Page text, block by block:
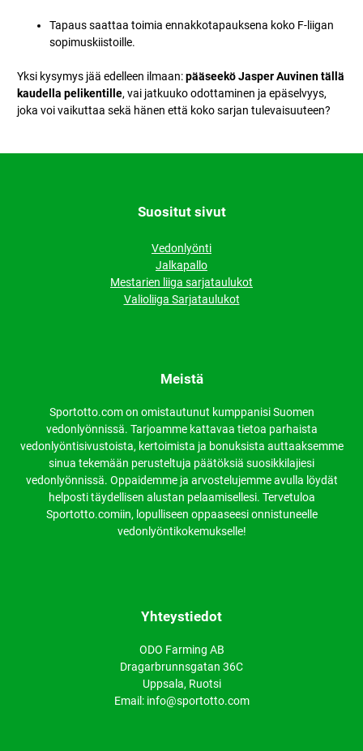
Tapaus saattaa toimia ennakkotapauksena koko F-liigan
sopimuskiistoille.
Yksi kysymys jää edelleen ilmaan:pääseekö Jasper Auvinen tällä
kaudella pelikentille, vai jatkuuko odottaminen ja epäselvyys,
joka voi vaikuttaa sekä hänen että koko sarjan tulevaisuuteen?
Suositut sivut
Vedonlyönti
Jalkapallo
Mestarien liiga sarjataulukot
Valioliiga Sarjataulukot
Meistä
Sportotto.com on omistautunut kumppanisi Suomen
vedonlyönnissä. Tarjoamme kattavaa tietoa parhaista
vedonlyöntisivustoista, kertoimista ja bonuksista auttaaksemme
sinua tekemään perusteltuja päätöksiä suosikkilajiesi
vedonlyönnissä. Oppaidemme ja arvostelujemme avulla löydät
helposti täydellisen alustan pelaamisellesi. Tervetuloa
Sportotto.comiin, lopulliseen oppaaseesi onnistuneelle
vedonlyöntikokemukselle!
Yhteystiedot
ODO Farming AB
Dragarbrunnsgatan 36C
Uppsala, Ruotsi
Email: info@sportotto.com